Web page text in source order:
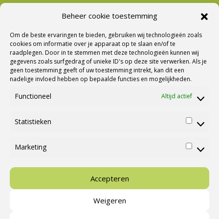
Beheer cookie toestemming
Om de beste ervaringen te bieden, gebruiken wij technologieën zoals
cookies om informatie over je apparaat op te slaan en/of te
raadplegen. Door in te stemmen met deze technologieën kunnen wij
gegevens zoals surfgedrag of unieke ID's op deze site verwerken. Als je
geen toestemming geeft of uw toestemming intrekt, kan dit een
nadelige invloed hebben op bepaalde functies en mogelijkheden.
Functioneel Altijd actief
Statistieken
Marketing
Accepteren
Weigeren
Ⓒ Cannenburg Caravans en Campers |